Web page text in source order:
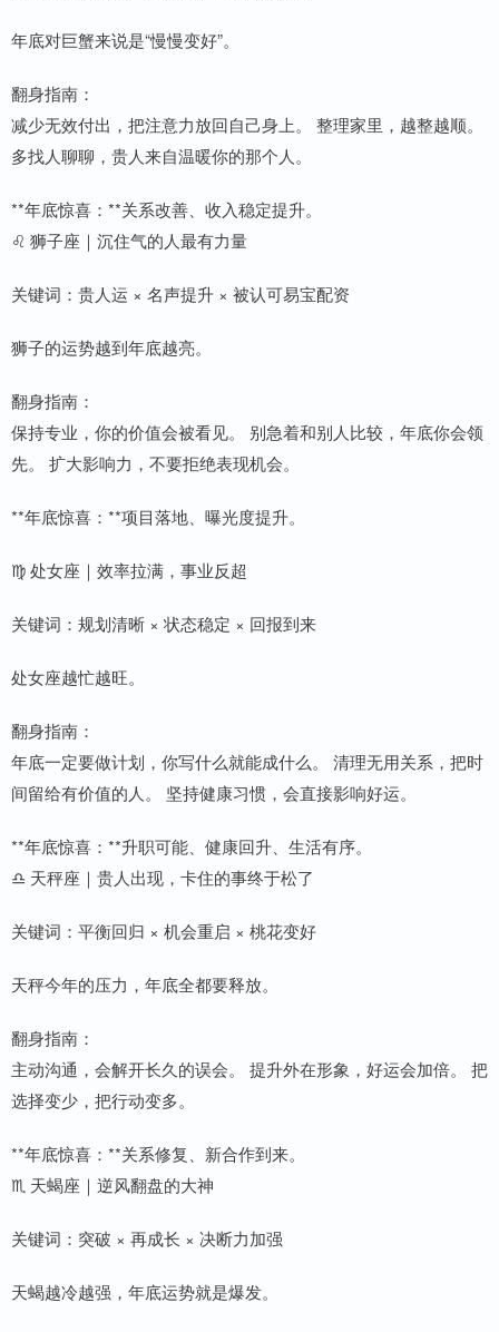
年底对巨蟹来说是“慢慢变好”。
翻身指南：
减少无效付出，把注意力放回自己身上。 整理家里，越整越顺。
多找人聊聊，贵人来自温暖你的那个人。
**年底惊喜：**关系改善、收入稳定提升。
♌ 狮子座｜沉住气的人最有力量
关键词：贵人运 × 名声提升 × 被认可易宝配资
狮子的运势越到年底越亮。
翻身指南：
保持专业，你的价值会被看见。 别急着和别人比较，年底你会领
先。 扩大影响力，不要拒绝表现机会。
**年底惊喜：**项目落地、曝光度提升。
♍ 处女座｜效率拉满，事业反超
关键词：规划清晰 × 状态稳定 × 回报到来
处女座越忙越旺。
翻身指南：
年底一定要做计划，你写什么就能成什么。 清理无用关系，把时
间留给有价值的人。 坚持健康习惯，会直接影响好运。
**年底惊喜：**升职可能、健康回升、生活有序。
♎ 天秤座｜贵人出现，卡住的事终于松了
关键词：平衡回归 × 机会重启 × 桃花变好
天秤今年的压力，年底全都要释放。
翻身指南：
主动沟通，会解开长久的误会。 提升外在形象，好运会加倍。 把
选择变少，把行动变多。
**年底惊喜：**关系修复、新合作到来。
♏ 天蝎座｜逆风翻盘的大神
关键词：突破 × 再成长 × 决断力加强
天蝎越冷越强，年底运势就是爆发。